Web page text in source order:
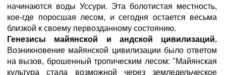
начинаются воды Уссури. Эта болотистая местность,
кое-где поросшая лесом, и сегодня остается весьма
близкой к своему первозданному состоянию.
Генезисы майянской и андской цивилизаций.
Возникновение майянской цивилизации было ответом
на вызов, брошенный тропическим лесом: "Майянская
культура стала возможной через земледельческое